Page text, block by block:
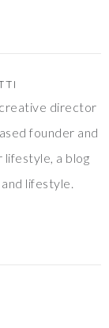
director
founder and
a blog
lifestyle.